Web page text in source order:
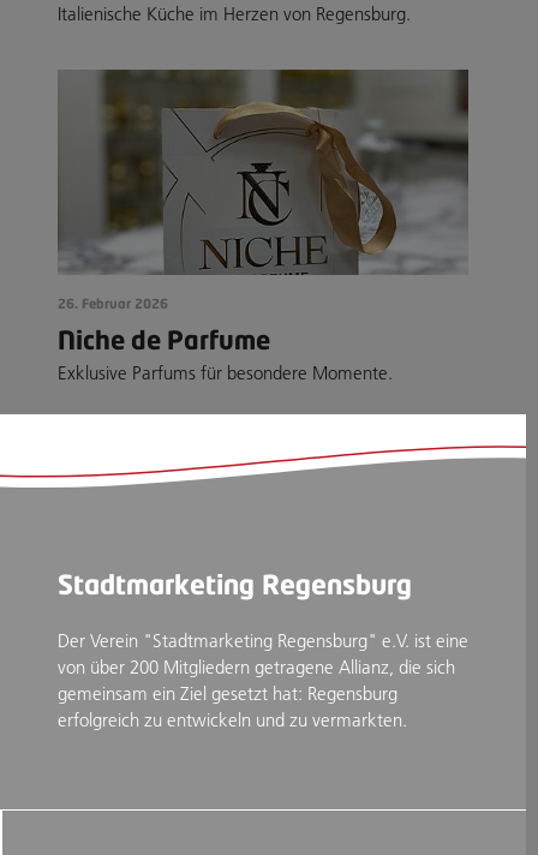
Italienische Küche im Herzen von Regensburg.
26. Februar 2026
Niche de Parfume
Exklusive Parfums für besondere Momente.
Stadtmarketing Regensburg
Der Verein "Stadtmarketing Regensburg" e.V. ist eine
von über 200 Mitgliedern getragene Allianz, die sich
gemeinsam ein Ziel gesetzt hat: Regensburg
erfolgreich zu entwickeln und zu vermarkten.